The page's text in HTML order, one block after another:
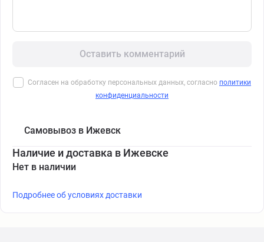
Оставить комментарий
Согласен на обработку персональных данных, согласно политики
конфиденциальности
Самовывоз в Ижевск
Наличие и доставка в Ижевске
Нет в наличии
Подробнее об условиях доставки